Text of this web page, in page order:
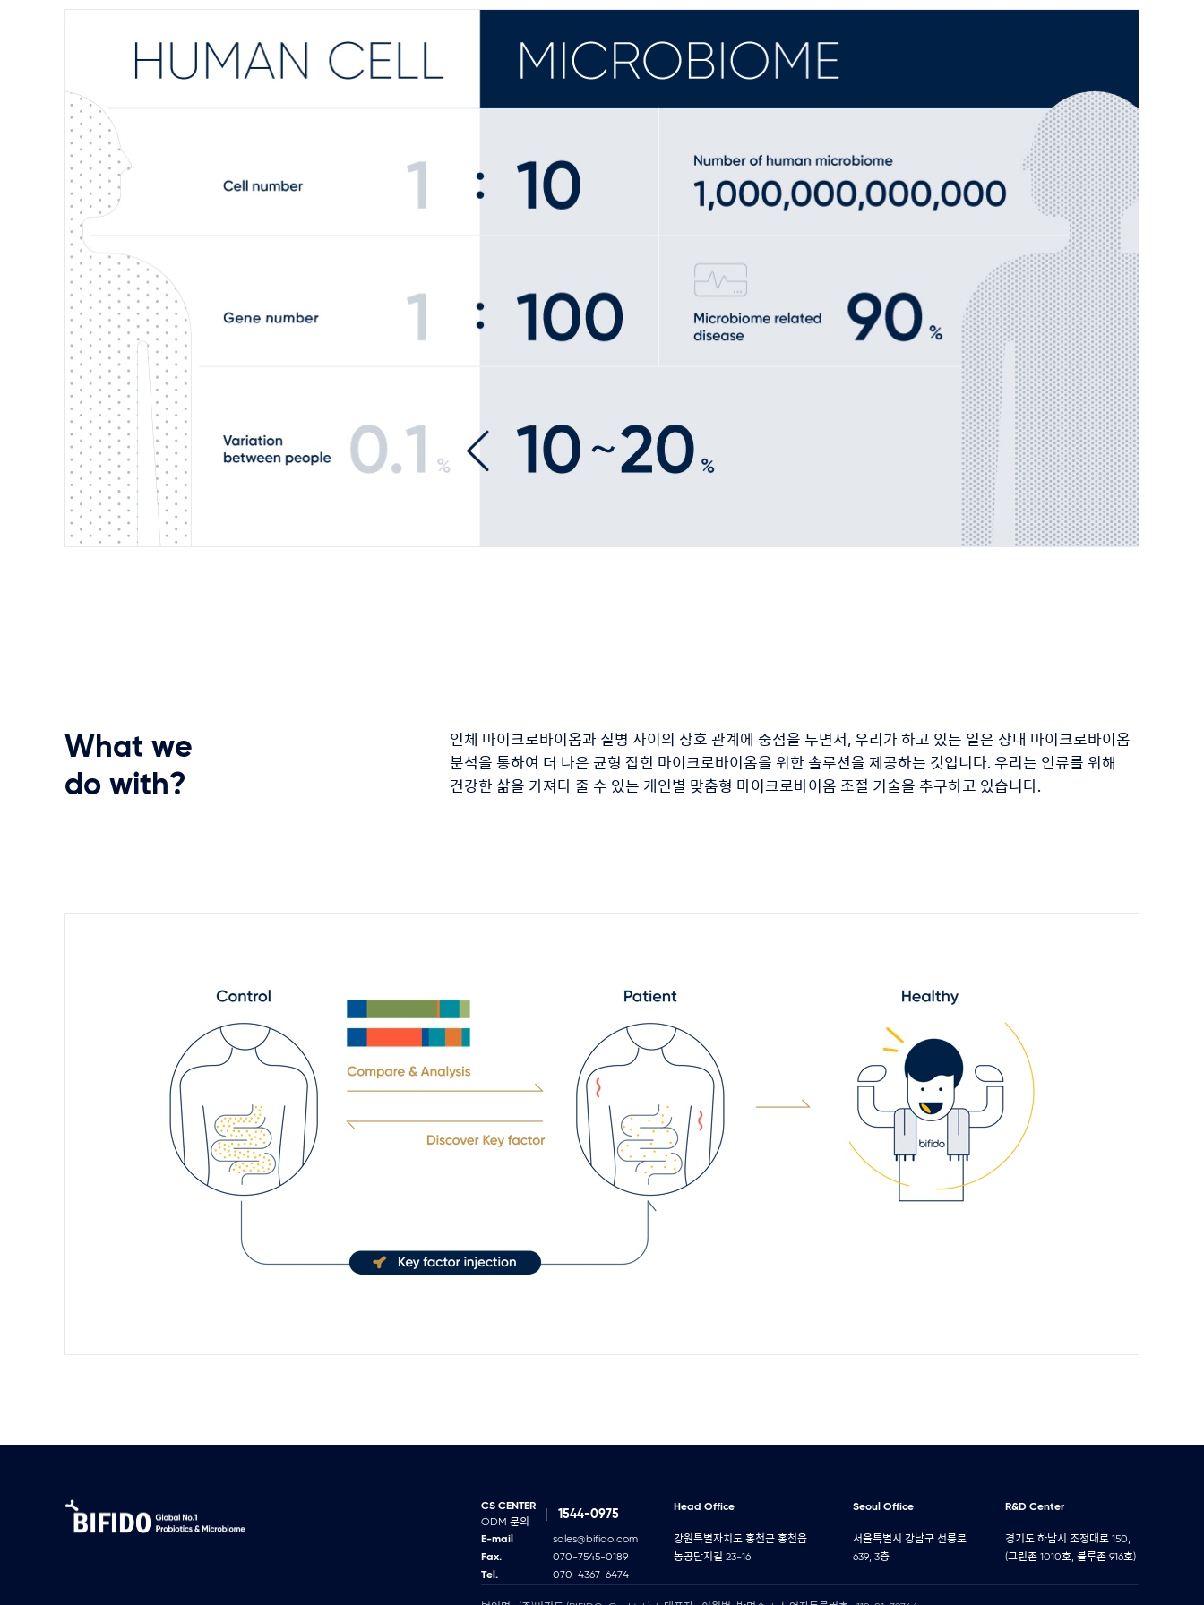
What we
do with?
인체 마이크로바이옴과 질병 사이의 상호 관계에 중점을 두면서, 우리가 하고 있는 일은 장내 마이크로바이옴
분석을 통하여 더 나은 균형 잡힌 마이크로바이옴을 위한 솔루션을 제공하는 것입니다. 우리는 인류를 위해
건강한 삶을 가져다 줄 수 있는 개인별 맞춤형 마이크로바이옴 조절 기술을 추구하고 있습니다.
CS CENTER
ODM 문의
1544-0975
E-mail
sales@bifido.com
Fax.
070-7545-0189
Tel.
070-4367-6474
Head Office
강원특별자치도 홍천군 홍천읍
농공단지길 23-16
Seoul Office
서울특별시 강남구 선릉로
639, 3층
R&D Center
경기도 하남시 조정대로 150,
(그린존 1010호, 블루존 916호)